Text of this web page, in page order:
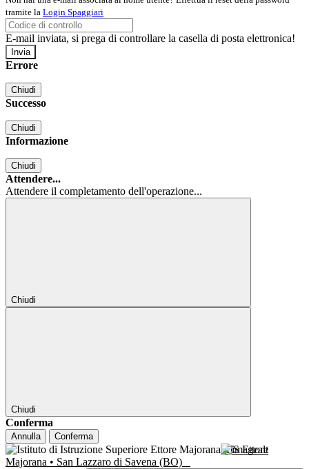
tramite la Login Spaggiari
E-mail inviata, si prega di controllare la casella di posta elettronica!
Errore
Chiudi
Successo
Chiudi
Informazione
Chiudi
Attendere...
Attendere il completamento dell'operazione...
Chiudi
Chiudi
Conferma
Annulla Conferma
IIS Ettore
Majorana • San Lazzaro di Savena (BO)